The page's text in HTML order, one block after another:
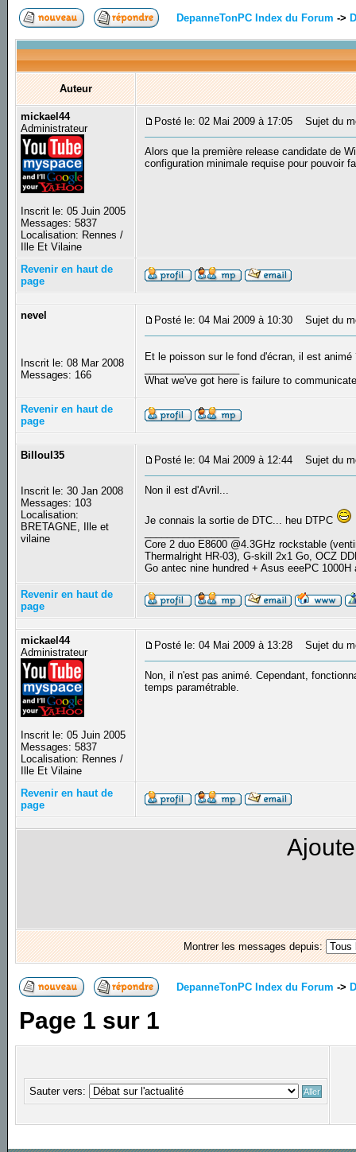
DepanneTonPC Index du Forum ->
Auteur
mickael44
Administrateur
Inscrit le: 05 Juin 2005
Messages: 5837
Localisation: Rennes /
Ille Et Vilaine
Posté le: 02 Mai 2009 à 17:05 Sujet du
Alors que la première release candidate de
configuration minimale requise pour pouvoir
Revenir en haut de
page
nevel
Inscrit le: 08 Mar 2008
Messages: 166
Posté le: 04 Mai 2009 à 10:30 Sujet du
Et le poisson sur le fond d'écran, il est
What we've got here is failure to
Revenir en haut de
page
Billoul35
Inscrit le: 30 Jan 2008
Messages: 103
Localisation:
BRETAGNE, Ille et
vilaine
Posté le: 04 Mai 2009 à 12:44 Sujet du
Non il est d'Avril...
Je connais la sortie de DTC... heu DTPC
Core 2 duo E8600 @4.3GHz rockstable
Thermalright HR-03), G-skill 2x1 Go, OCZ
Go antec nine hundred + Asus eeePC
Revenir en haut de
page
mickael44
Administrateur
Inscrit le: 05 Juin 2005
Messages: 5837
Localisation: Rennes /
Ille Et Vilaine
Posté le: 04 Mai 2009 à 13:28 Sujet du
Non, il n'est pas animé. Cependant,
temps paramétrable.
Revenir en haut de
page
Montrer les messages depuis:
DepanneTonPC Index du Forum ->
Page 1 sur 1
Sauter vers: